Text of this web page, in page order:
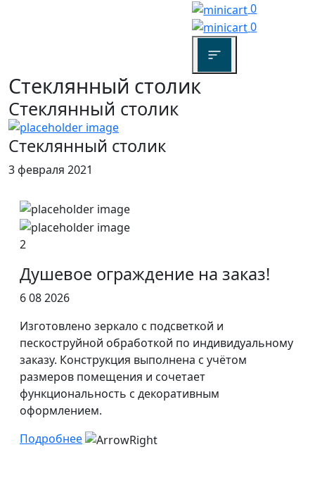
0
0
Стеклянный столик
Стеклянный столик
Стеклянный столик
3 февраля 2021
2
Душевое ограждение на заказ!
6 08 2026
Изготовлено зеркало с подсветкой и
пескоструйной обработкой по индивидуальному
заказу. Конструкция выполнена с учётом
размеров помещения и сочетает
функциональность с декоративным
оформлением.
Подробнее